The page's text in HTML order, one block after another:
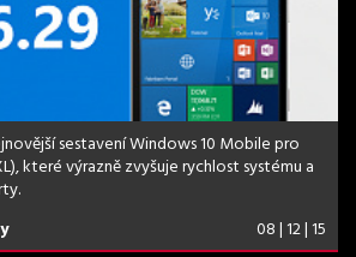
sestavení Windows 10 Mobile pro
které výrazně zvyšuje rychlost systému a
08 | 12 | 15